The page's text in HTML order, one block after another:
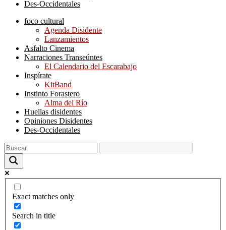
Des-Occidentales
foco cultural
Agenda Disidente
Lanzamientos
Asfalto Cinema
Narraciones Transeúntes
El Calendario del Escarabajo
Inspírate
KitBand
Instinto Forastero
Alma del Río
Huellas disidentes
Opiniones Disidentes
Des-Occidentales
Exact matches only
Search in title